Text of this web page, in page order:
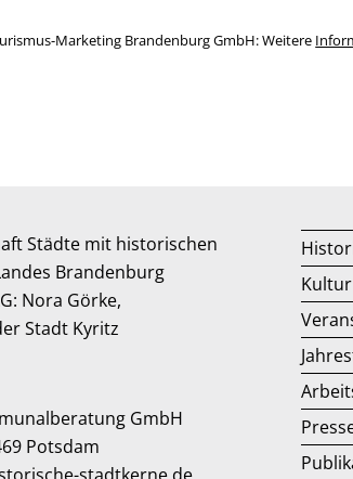
Marketing Brandenburg GmbH: Weitere
Städte mit historischen
Brandenburg
Nora Görke,
Stadt Kyritz
GmbH
Potsdam